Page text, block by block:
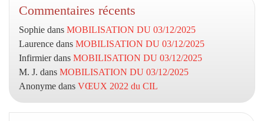
Commentaires récents
Sophie dans MOBILISATION DU 03/12/2025
Laurence dans MOBILISATION DU 03/12/2025
Infirmierdans MOBILISATION DU 03/12/2025
M. J. dans MOBILISATION DU 03/12/2025
Anonyme dans VŒUX 2022 du CIL